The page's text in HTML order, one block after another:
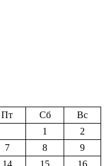
Пт Сб
Вс
1
2
7 8
9
14 15 16